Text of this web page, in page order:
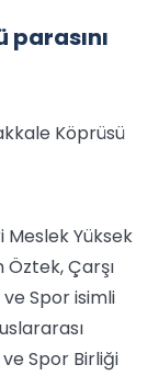
Köprüsü
Meslek Yüksek
Çarşı
Spor isimli
Spor Birliği